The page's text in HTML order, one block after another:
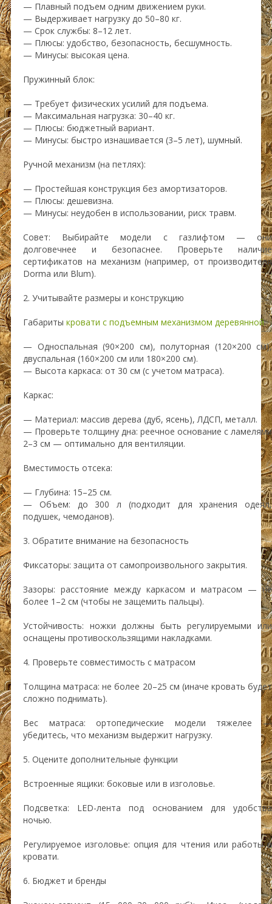
— Плавный подъем одним движением руки.
— Выдерживает нагрузку до 50–80 кг.
— Срок службы: 8–12 лет.
— Плюсы: удобство, безопасность, бесшумность.
— Минусы: высокая цена.
Пружинный блок:
— Требует физических усилий для подъема.
— Максимальная нагрузка: 30–40 кг.
— Плюсы: бюджетный вариант.
— Минусы: быстро изнашивается (3–5 лет), шумный.
Ручной механизм (на петлях):
— Простейшая конструкция без амортизаторов.
— Плюсы: дешевизна.
— Минусы: неудобен в использовании, риск травм.
Совет: Выбирайте модели с газлифтом — они
долговечнее и безопаснее. Проверьте наличие
сертификатов на механизм (например, от производителя
Dorma или Blum).
2. Учитывайте размеры и конструкцию
Габариты кровати с подъемным механизмом деревянной:
— Односпальная (90×200 см), полуторная (120×200 см),
двуспальная (160×200 см или 180×200 см).
— Высота каркаса: от 30 см (с учетом матраса).
Каркас:
— Материал: массив дерева (дуб, ясень), ЛДСП, металл.
— Проверьте толщину дна: реечное основание с ламелями
2–3 см — оптимально для вентиляции.
Вместимость отсека:
— Глубина: 15–25 см.
— Объем: до 300 л (подходит для хранения одеял,
подушек, чемоданов).
3. Обратите внимание на безопасность
Фиксаторы: защита от самопроизвольного закрытия.
Зазоры: расстояние между каркасом и матрасом — не
более 1–2 см (чтобы не защемить пальцы).
Устойчивость: ножки должны быть регулируемыми или
оснащены противоскользящими накладками.
4. Проверьте совместимость с матрасом
Толщина матраса: не более 20–25 см (иначе кровать будет
сложно поднимать).
Вес матраса: ортопедические модели тяжелее —
убедитесь, что механизм выдержит нагрузку.
5. Оцените дополнительные функции
Встроенные ящики: боковые или в изголовье.
Подсветка: LED-лента под основанием для удобства
ночью.
Регулируемое изголовье: опция для чтения или работы в
кровати.
6. Бюджет и бренды